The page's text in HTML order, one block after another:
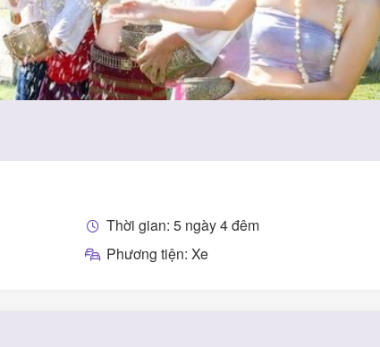
Thời gian: 5 ngày 4 đêm
Phương tiện: Xe